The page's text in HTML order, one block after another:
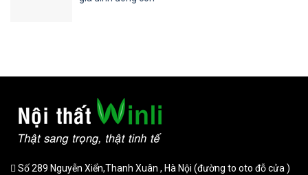
Số 289 Nguyễn Xiển,Thanh Xuân , Hà Nội (đường to oto đỗ cửa )